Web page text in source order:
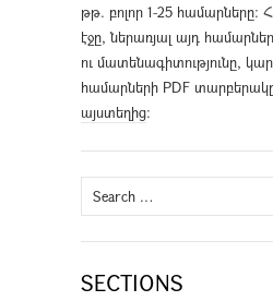
թթ. բոլոր 1-25
էջը, ներառյալ այդ
ու մատենագիտությունը,
համարների PDF տարբերակը
այստեղից։
Search
for:
SECTIONS